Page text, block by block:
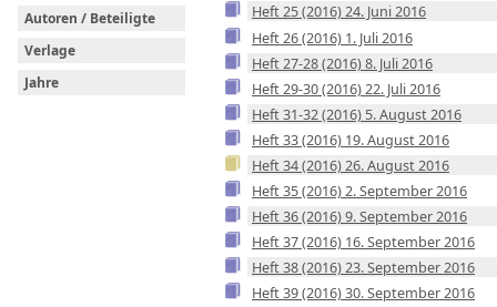
Autoren / Beteiligte
Verlage
Jahre
Heft 25 (2016) 24. Juni 2016
Heft 26 (2016) 1. Juli 2016
Heft 27-28 (2016) 8. Juli 2016
Heft 29-30 (2016) 22. Juli 2016
Heft 31-32 (2016) 5. August 2016
Heft 33 (2016) 19. August 2016
Heft 34 (2016) 26. August 2016
Heft 35 (2016) 2. September 2016
Heft 36 (2016) 9. September 2016
Heft 37 (2016) 16. September 2016
Heft 38 (2016) 23. September 2016
Heft 39 (2016) 30. September 2016